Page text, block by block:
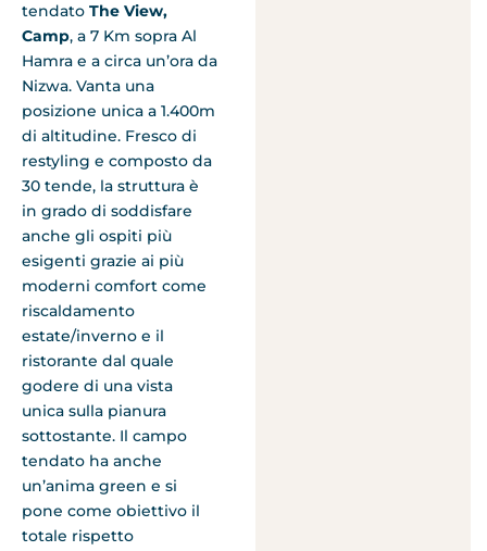
tendato The View,
Camp, a 7 Km sopra Al
Hamra e a circa un’ora da
Nizwa. Vanta una
posizione unica a 1.400m
di altitudine. Fresco di
restyling e composto da
30 tende, la struttura è
in grado di soddisfare
anche gli ospiti più
esigenti grazie ai più
moderni comfort come
riscaldamento
estate/inverno e il
ristorante dal quale
godere di una vista
unica sulla pianura
sottostante. Il campo
tendato ha anche
un’anima green e si
pone come obiettivo il
totale rispetto